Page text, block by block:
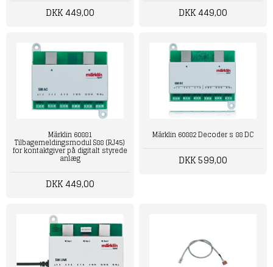
DKK 449,00 DKK 449,00
Märklin 60881
Tilbagemeldingsmodul S88 (RJ45)
for kontaktgiver på digitalt styrede
anlæg
DKK 449,00
Märklin 60882 Decoder s 88 DC
DKK 599,00